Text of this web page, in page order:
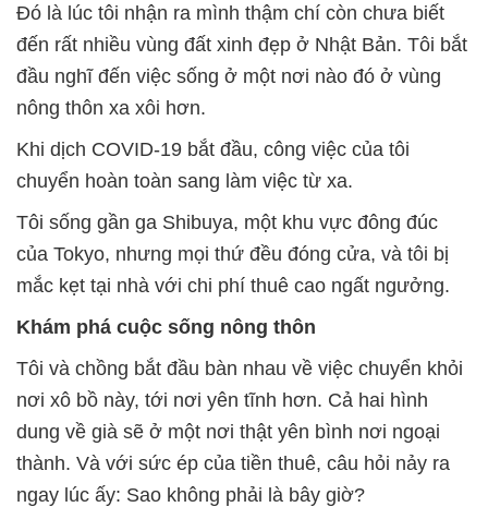
Đó là lúc tôi nhận ra mình thậm chí còn chưa biết
đến rất nhiều vùng đất xinh đẹp ở Nhật Bản. Tôi bắt
đầu nghĩ đến việc sống ở một nơi nào đó ở vùng
nông thôn xa xôi hơn.
Khi dịch COVID-19 bắt đầu, công việc của tôi
chuyển hoàn toàn sang làm việc từ xa.
Tôi sống gần ga Shibuya, một khu vực đông đúc
của Tokyo, nhưng mọi thứ đều đóng cửa, và tôi bị
mắc kẹt tại nhà với chi phí thuê cao ngất ngưởng.
Khám phá cuộc sống nông thôn
Tôi và chồng bắt đầu bàn nhau về việc chuyển khỏi
nơi xô bồ này, tới nơi yên tĩnh hơn. Cả hai hình
dung về già sẽ ở một nơi thật yên bình nơi ngoại
thành. Và với sức ép của tiền thuê, câu hỏi nảy ra
ngay lúc ấy: Sao không phải là bây giờ?